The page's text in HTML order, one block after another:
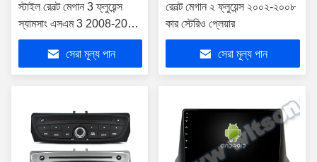
স্টাইল রেনল্ট মেগান 3 ফ্লুয়েন্স
স্যামসাং এসএম 3 2008-2014
গাড়ি স্টেরিওর জন্য
সেরা মূল্য পান
রেনল্ট মেগান ২ ফ্লুয়েন্স ২০০২-২০০৮
কার স্টেরিও প্লেয়ার
সেরা মূল্য পান